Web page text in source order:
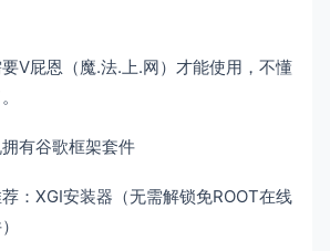
V屁恩（魔.法.上.网）才能使用，不懂
有谷歌框架套件
：XGI安装器（无需解锁免ROOT在线